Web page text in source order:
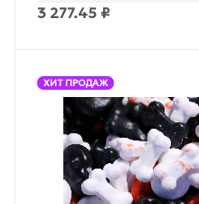
3 277.45 ₽
ХИТ ПРОДАЖ